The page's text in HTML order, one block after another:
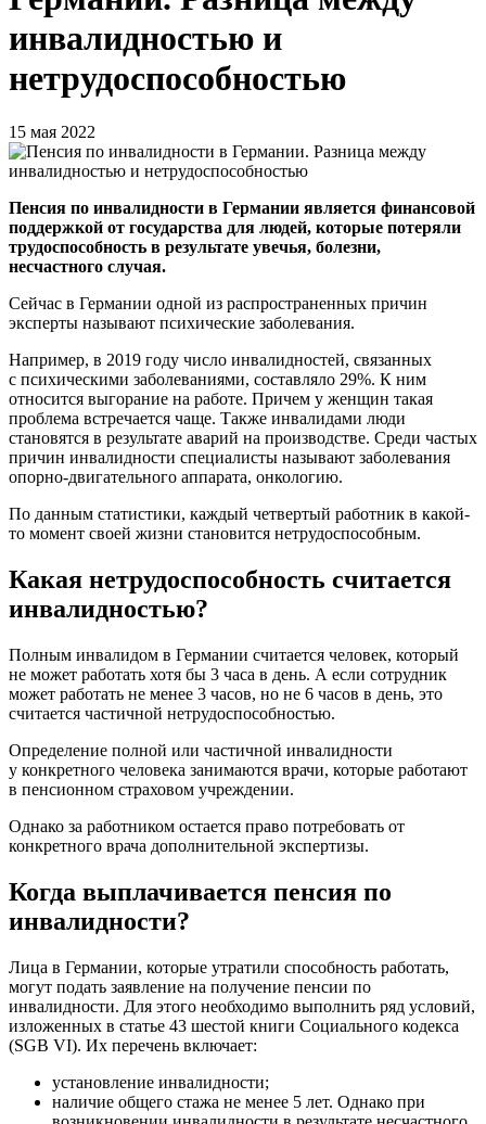
инвалидностью и
нетрудоспособностью
15 мая 2022
Пенсия по инвалидности в Германии является финансовой
поддержкой от государства для людей, которые потеряли
трудоспособность в результате увечья, болезни,
несчастного случая.
Сейчас в Германии одной из распространенных причин
эксперты называют психические заболевания.
Например, в 2019 году число инвалидностей, связанных
с психическими заболеваниями, составляло 29%. К ним
относится выгорание на работе. Причем у женщин такая
проблема встречается чаще. Также инвалидами люди
становятся в результате аварий на производстве. Среди частых
причин инвалидности специалисты называют заболевания
опорно-двигательного аппарата, онкологию.
По данным статистики, каждый четвертый работник в какой-
то момент своей жизни становится нетрудоспособным.
Какая нетрудоспособность считается
инвалидностью?
Полным инвалидом в Германии считается человек, который
не может работать хотя бы 3 часа в день. А если сотрудник
может работать не менее 3 часов, но не 6 часов в день, это
считается частичной нетрудоспособностью.
Определение полной или частичной инвалидности
у конкретного человека занимаются врачи, которые работают
в пенсионном страховом учреждении.
Однако за работником остается право потребовать от
конкретного врача дополнительной экспертизы.
Когда выплачивается пенсия по
инвалидности?
Лица в Германии, которые утратили способность работать,
могут подать заявление на получение пенсии по
инвалидности. Для этого необходимо выполнить ряд условий,
изложенных в статье 43 шестой книги Социального кодекса
(SGB VI). Их перечень включает:
установление инвалидности;
наличие общего стажа не менее 5 лет. Однако при